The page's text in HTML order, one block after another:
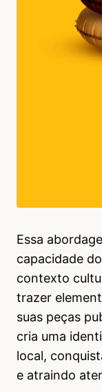
Essa
capacidade
contexto
trazer
suas peças
cria uma
local,
e atraindo